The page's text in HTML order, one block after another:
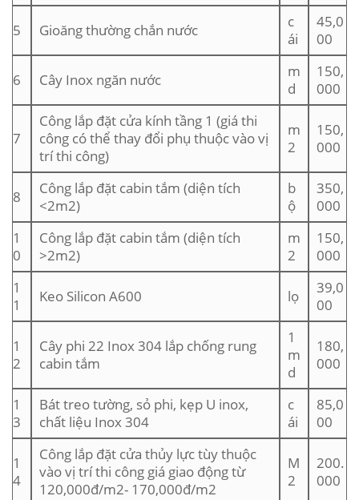
5 Gioăng thường chắn nước
c
ái
45,0
00
6 Cây Inox ngăn nước
m
d
150,
000
7
Công lắp đặt cửa kính tầng 1 (giá thi
công có thể thay đổi phụ thuộc vào vị
trí thi công)
m
2
150,
000
8
Công lắp đặt cabin tắm (diện tích
<2m2)
b
ộ
350,
000
1
0
Công lắp đặt cabin tắm (diện tích
>2m2)
m
2
150,
000
1
1
Keo Silicon A600 lọ
39,0
00
1
2
Cây phi 22 Inox 304 lắp chống rung
cabin tắm
1
m
d
180,
000
1
3
Bát treo tường, sỏ phi, kẹp U inox,
chất liệu Inox 304
c
ái
85,0
00
1
4
Công lắp đặt cửa thủy lực tùy thuộc
vào vị trí thi công giá giao động từ
120,000đ/m2- 170,000đ/m2
M
2
200.
000